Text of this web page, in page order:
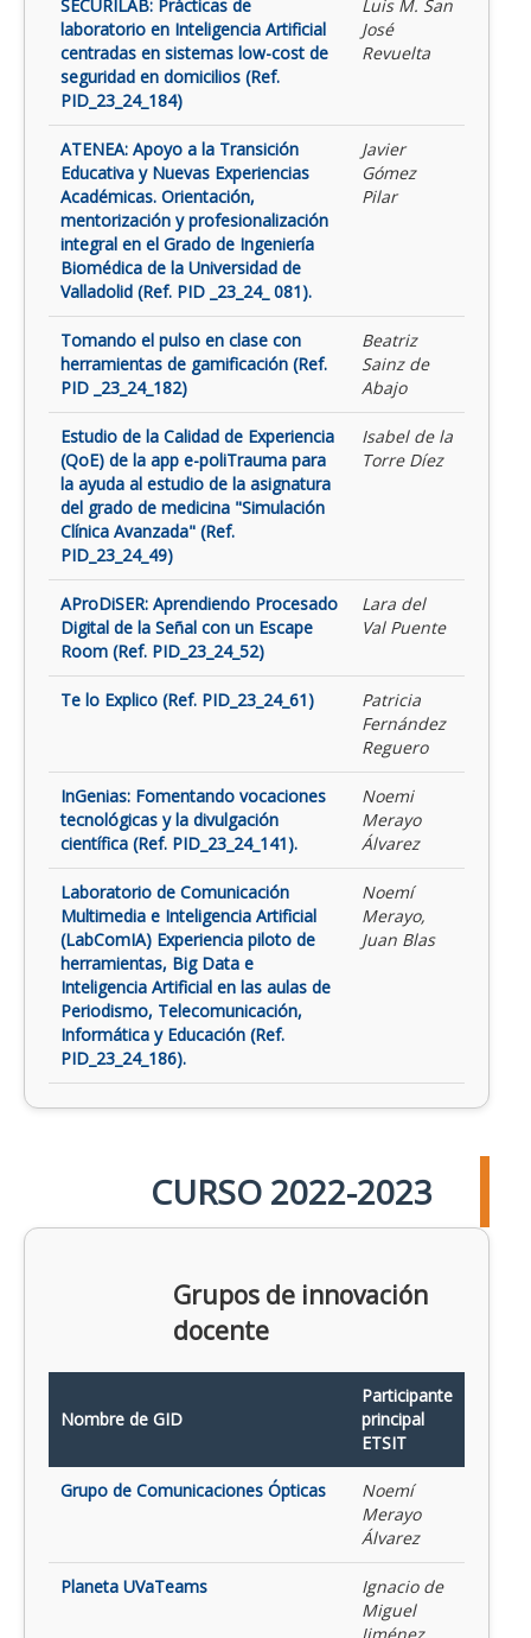
SECURILAB: Prácticas de
laboratorio en Inteligencia Artificial
centradas en sistemas low-cost de
seguridad en domicilios (Ref.
PID_23_24_184)
Luis M. San
José
Revuelta
ATENEA: Apoyo a la Transición
Educativa y Nuevas Experiencias
Académicas. Orientación,
mentorización y profesionalización
integral en el Grado de Ingeniería
Biomédica de la Universidad de
Valladolid (Ref. PID _23_24_ 081).
Javier
Gómez
Pilar
Tomando el pulso en clase con
herramientas de gamificación (Ref.
PID _23_24_182)
Beatriz
Sainz de
Abajo
Estudio de la Calidad de Experiencia
(QoE) de la app e-poliTrauma para
la ayuda al estudio de la asignatura
del grado de medicina "Simulación
Clínica Avanzada" (Ref.
PID_23_24_49)
Isabel de la
Torre Díez
AProDiSER: Aprendiendo Procesado
Digital de la Señal con un Escape
Room (Ref. PID_23_24_52)
Lara del
Val Puente
Te lo Explico (Ref. PID_23_24_61)
Patricia
Fernández
Reguero
InGenias: Fomentando vocaciones
tecnológicas y la divulgación
científica (Ref. PID_23_24_141).
Noemi
Merayo
Álvarez
Laboratorio de Comunicación
Multimedia e Inteligencia Artificial
(LabComIA) Experiencia piloto de
herramientas, Big Data e
Inteligencia Artificial en las aulas de
Periodismo, Telecomunicación,
Informática y Educación (Ref.
PID_23_24_186).
Noemí
Merayo,
Juan Blas
CURSO 2022-2023
Grupos de innovación
docente
Nombre de GID
Participante
principal
ETSIT
Grupo de Comunicaciones Ópticas
Noemí
Merayo
Álvarez
Planeta UVaTeams
Ignacio de
Miguel